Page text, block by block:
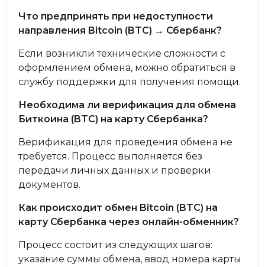
Что предпринять при недоступности
направления Bitcoin (BTC) → Сбербанк?
Если возникли технические сложности с
оформлением обмена, можно обратиться в
службу поддержки для получения помощи.
Необходима ли верификация для обмена
Биткоина (BTC) на карту Сбербанка?
Верификация для проведения обмена не
требуется. Процесс выполняется без
передачи личных данных и проверки
документов.
Как происходит обмен Bitcoin (BTC) на
карту Сбербанка через онлайн-обменник?
Процесс состоит из следующих шагов:
указание суммы обмена, ввод номера карты